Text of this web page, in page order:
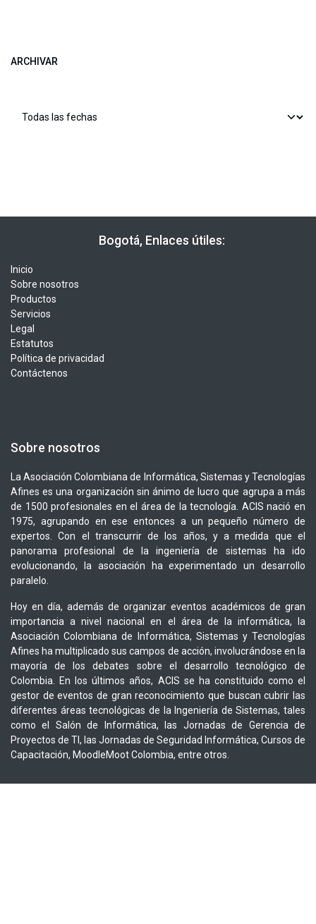
ARCHIVAR
​​ Bogotá, Enlaces útiles:
Inicio
Sobre nosotros
Productos
Servicios
Legal
Estatutos
Política de privacidad
Contáctenos
Sobre nosotros
La Asociación Colombiana de Informática, Sistemas y Tecnologías
Afines es una organización sin ánimo de lucro que agrupa a más
de 1500 profesionales en el área de la tecnología. ACIS nació en
1975, agrupando en ese entonces a un pequeño número de
expertos. Con el transcurrir de los años, y a medida que el
panorama profesional de la ingeniería de sistemas ha ido
evolucionando, la asociación ha experimentado un desarrollo
paralelo.
Hoy en día, además de organizar eventos académicos de gran
importancia a nivel nacional en el área de la informática, la
Asociación Colombiana de Informática, Sistemas y Tecnologías
Afines ha multiplicado sus campos de acción, involucrándose en la
mayoría de los debates sobre el desarrollo tecnológico de
Colombia. En los últimos años, ACIS se ha constituido como el
gestor de eventos de gran reconocimiento que buscan cubrir las
diferentes áreas tecnológicas de la Ingeniería de Sistemas, tales
como el Salón de Informática, las Jornadas de Gerencia de
Proyectos de TI, las Jornadas de Seguridad Informática, Cursos de
Capacitación, MoodleMoot Colombia, entre otros.